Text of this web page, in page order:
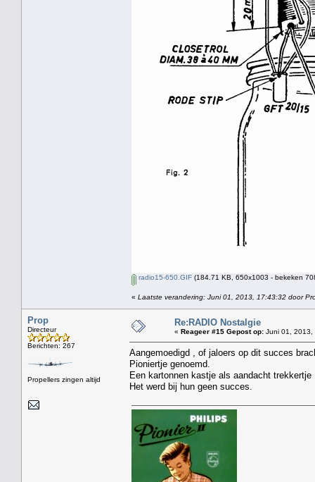
radio15-650.GIF (184.71 KB, 650x1003 - bekeken
« Laatste verandering: Juni 01, 2013, 17:43:32 door
Prop
Directeur
Berichten: 267
Propellers zingen altijd
Re:RADIO Nostalgie
« Reageer #15 Gepost op: Juni 01, 2013,
Aangemoedigd , of jaloers op dit succes
Pioniertje genoemd.
Een kartonnen kastje als aandacht
Het werd bij hun geen succes.